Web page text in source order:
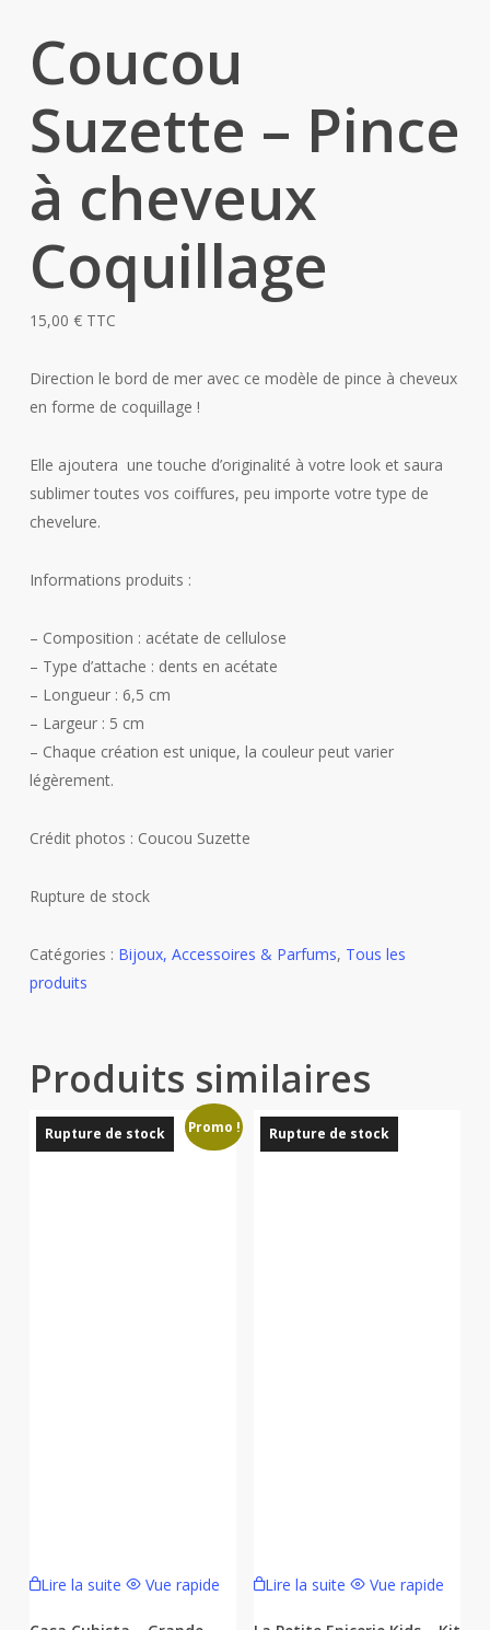
Coucou
Suzette – Pince
à cheveux
Coquillage
15,00 € TTC
Direction le bord de mer avec ce modèle de pince à cheveux
en forme de coquillage !
Elle ajoutera une touche d’originalité à votre look et saura
sublimer toutes vos coiffures, peu importe votre type de
chevelure.
Informations produits :
– Composition : acétate de cellulose
– Type d’attache : dents en acétate
– Longueur : 6,5 cm
– Largeur : 5 cm
– Chaque création est unique, la couleur peut varier
légèrement.
Crédit photos : Coucou Suzette
Rupture de stock
Catégories : Bijoux, Accessoires & Parfums, Tous les
produits
Produits similaires
Rupture de stock Promo !
Lire la suite Vue rapide
Rupture de stock
Lire la suite Vue rapide